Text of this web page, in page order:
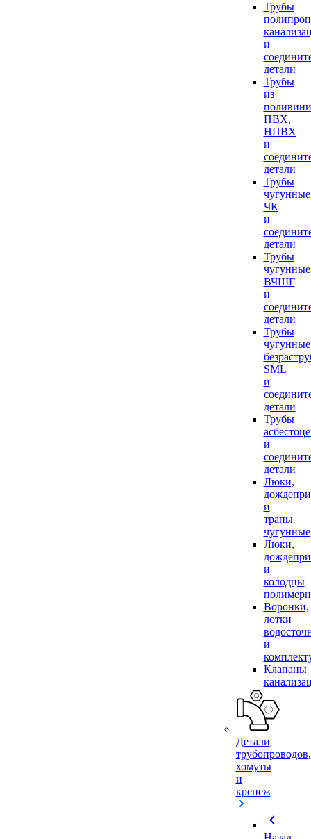
Трубы
и
детали
Трубы
из
ПВХ,
НПВХ
и
детали
Трубы
чугунные
ЧК
и
детали
Трубы
чугунные
ВЧШГ
и
детали
Трубы
чугунные
SML
и
детали
Трубы
и
детали
Люки,
и
трапы
чугунные
Люки,
и
колодцы
Воронки,
лотки
и
Клапаны
Детали
трубопроводов,
хомуты
и
крепеж
chevron_left